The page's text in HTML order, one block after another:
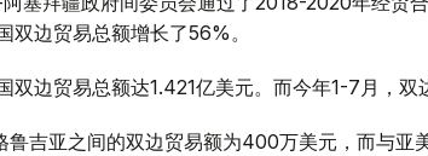
双边贸易总额增长了56%。
双边贸易总额达1.421亿美元。而今年1-7月，双
鲁吉亚之间的双边贸易额为400万美元，而与亚